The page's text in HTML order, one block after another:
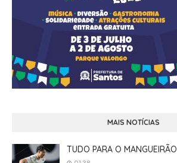
MAIS NOTÍCIAS
TUDO PARA O MANGUEIRÃO